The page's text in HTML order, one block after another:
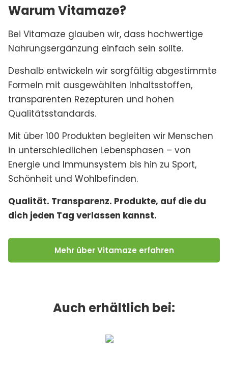
Warum Vitamaze?
Bei Vitamaze glauben wir, dass hochwertige
Nahrungsergänzung einfach sein sollte.
Deshalb entwickeln wir sorgfältig abgestimmte
Formeln mit ausgewählten Inhaltsstoffen,
transparenten Rezepturen und hohen
Qualitätsstandards.
Mit über 100 Produkten begleiten wir Menschen
in unterschiedlichen Lebensphasen – von
Energie und Immunsystem bis hin zu Sport,
Schönheit und Wohlbefinden.
Qualität. Transparenz. Produkte, auf die du
dich jeden Tag verlassen kannst.
Mehr über Vitamaze erfahren
Auch erhältlich bei: